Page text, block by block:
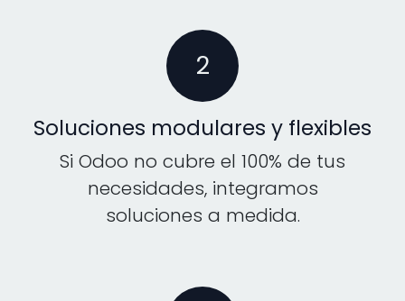
2
Soluciones modulares y flexibles
Si Odoo no cubre el 100% de tus
necesidades, integramos
soluciones a medida.